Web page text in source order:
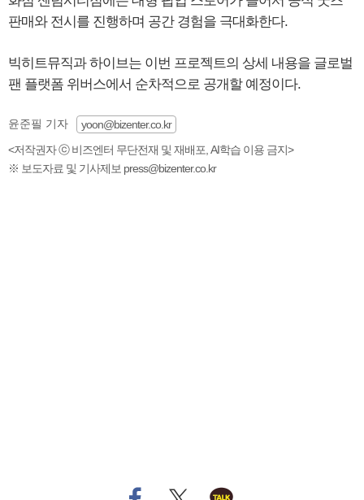
판매와 전시를 진행하며 공간 경험을 극대화한다.
빅히트뮤직과 하이브는 이번 프로젝트의 상세 내용을 글로벌
팬 플랫폼 위버스에서 순차적으로 공개할 예정이다.
윤준필 기자
yoon@bizenter.co.kr
<저작권자 ⓒ 비즈엔터 무단전재 및 재배포, AI학습 이용 금지>
※ 보도자료 및 기사제보 press@bizenter.co.kr